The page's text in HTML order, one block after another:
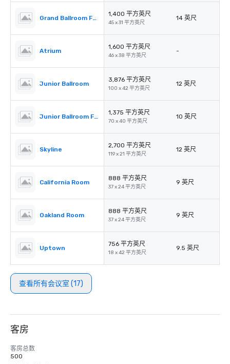
Grand Ballroom Foyer
1,400 平方英尺
45 x 31 平方英尺
14 英尺
Atrium
1,600 平方英尺
46 x 38 平方英尺
-
Junior Ballroom
3,876 平方英尺
100 x 42 平方英尺
12 英尺
Junior Ballroom Foyer
1,375 平方英尺
70 x 40 平方英尺
10 英尺
Skyline
2,700 平方英尺
119 x 21 平方英尺
12 英尺
California Room
888 平方英尺
37 x 24 平方英尺
9 英尺
Oakland Room
888 平方英尺
37 x 24 平方英尺
9 英尺
Uptown
756 平方英尺
18 x 42 平方英尺
9.5 英尺
查看所有会议室 (17)
客房
客房总数
500